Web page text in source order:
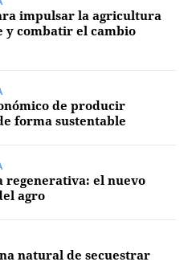
impulsar la agricultura
y combatir el cambio
de producir
forma sustentable
regenerativa: el nuevo
agro
natural de secuestrar